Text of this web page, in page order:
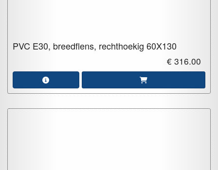
PVC E30, breedflens, rechthoekig 60X130
€ 316.00